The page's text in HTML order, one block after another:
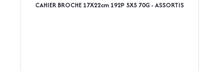
CAHIER BROCHE 17X22cm 192P 5X5 70G - ASSORTIS